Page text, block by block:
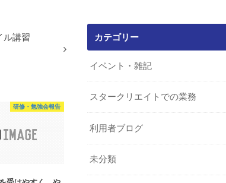
ル講習
研修・勉強会報告
カテゴリー
イベント・雑記
スタークリエイトでの業務
利用者ブログ
未分類